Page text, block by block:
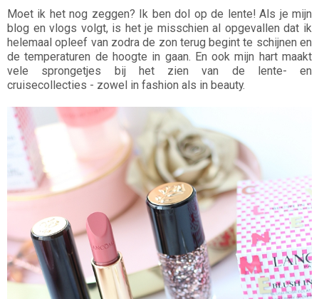
Moet ik het nog zeggen? Ik ben dol op de lente! Als je mijn
blog en vlogs volgt, is het je misschien al opgevallen dat ik
helemaal opleef van zodra de zon terug begint te schijnen en
de temperaturen de hoogte in gaan. En ook mijn hart maakt
vele sprongetjes bij het zien van de lente- en
cruisecollecties - zowel in fashion als in beauty.